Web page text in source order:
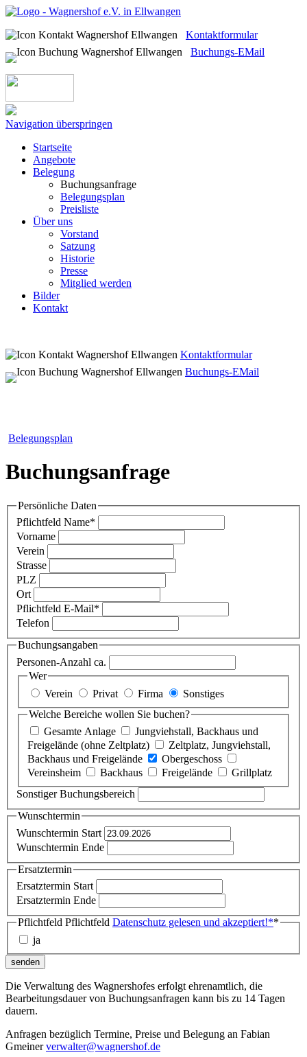
Kontaktformular
Buchungs-EMail
Navigation überspringen
Startseite
Angebote
Belegung
Buchungsanfrage
Belegungsplan
Preisliste
Über uns
Vorstand
Satzung
Historie
Presse
Mitglied werden
Bilder
Kontakt
Kontaktformular
Buchungs-EMail
Belegungsplan
Buchungsanfrage
Persönliche Daten
Pflichtfeld Name*
Vorname
Verein
Strasse
PLZ
Ort
Pflichtfeld E-Mail*
Telefon
Buchungsangaben
Personen-Anzahl ca.
Wer
Verein
Privat Firma
Sonstiges
Welche Bereiche wollen Sie buchen?
Gesamte Anlage
Jungviehstall, Backhaus und
Freigelände (ohne Zeltplatz)
Zeltplatz, Jungviehstall,
Backhaus und Freigelände
Obergeschoss
Vereinsheim
Backhaus Freigelände
Grillplatz
Sonstiger Buchungsbereich
Wunschtermin
Wunschtermin Start
Wunschtermin Ende
Ersatztermin
Ersatztermin Start
Ersatztermin Ende
Pflichtfeld Pflichtfeld Datenschutz gelesen und akzeptiert!**
ja
senden
Die Verwaltung des Wagnershofes erfolgt ehrenamtlich, die
Bearbeitungsdauer von Buchungsanfragen kann bis zu 14 Tagen
dauern.
Anfragen bezüglich Termine, Preise und Belegung an Fabian
Gmeinerverwalter@wagnershof.de